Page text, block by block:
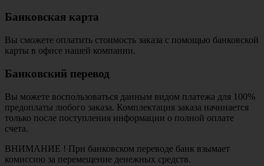
Банковская карта
Вы сможете оплатить стоимость заказа с помощью банковской
карты в офисе нашей компании.
Банковский перевод
Вы можете воспользоваться данным видом платежа для 100%
предоплаты любого заказа. Комплектация заказа начинается
только после поступления информации о полной оплате
счета.
ВНИМАНИЕ ! При банковском переводе банк взымает
комиссию за перемещение денежных средств.